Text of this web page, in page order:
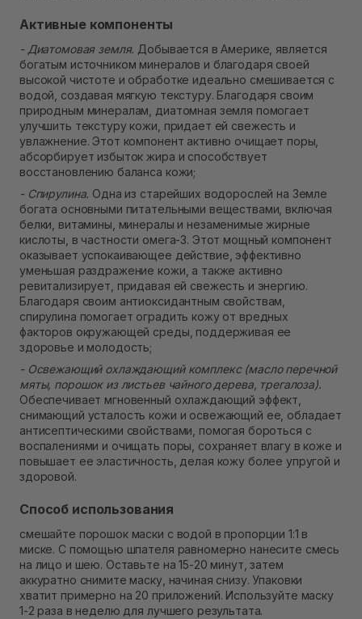
Активные компоненты
- Диатомовая земля. Добывается в Америке, является
богатым источником минералов и благодаря своей
высокой чистоте и обработке идеально смешивается с
водой, создавая мягкую текстуру. Благодаря своим
природным минералам, диатомная земля помогает
улучшить текстуру кожи, придает ей свежесть и
увлажнение. Этот компонент активно очищает поры,
абсорбирует избыток жира и способствует
восстановлению баланса кожи;
- Спирулина. Одна из старейших водорослей на Земле
богата основными питательными веществами, включая
белки, витамины, минералы и незаменимые жирные
кислоты, в частности омега-3. Этот мощный компонент
оказывает успокаивающее действие, эффективно
уменьшая раздражение кожи, а также активно
ревитализирует, придавая ей свежесть и энергию.
Благодаря своим антиоксидантным свойствам,
спирулина помогает оградить кожу от вредных
факторов окружающей среды, поддерживая ее
здоровье и молодость;
- Освежающий охлаждающий комплекс (масло перечной
мяты, порошок из листьев чайного дерева, трегалоза).
Обеспечивает мгновенный охлаждающий эффект,
снимающий усталость кожи и освежающий ее, обладает
антисептическими свойствами, помогая бороться с
воспалениями и очищать поры, сохраняет влагу в коже и
повышает ее эластичность, делая кожу более упругой и
здоровой.
Способ использования
смешайте порошок маски с водой в пропорции 1:1 в
миске. С помощью шпателя равномерно нанесите смесь
на лицо и шею. Оставьте на 15-20 минут, затем
аккуратно снимите маску, начиная снизу. Упаковки
хватит примерно на 20 приложений. Используйте маску
1-2 раза в неделю для лучшего результата.